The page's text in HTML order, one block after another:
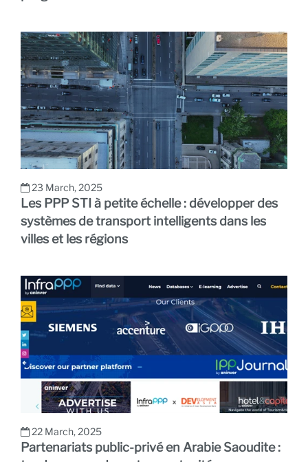
23 March, 2025
Les PPP STI à petite échelle : développer des
systèmes de transport intelligents dans les
villes et les régions
22 March, 2025
Partenariats public-privé en Arabie Saoudite :